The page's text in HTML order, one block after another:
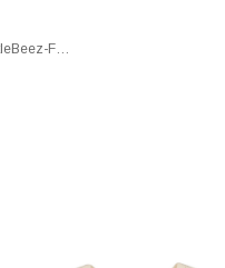
BeetleBeez-Follow the Sun Oversize T-Shirt - Ekru